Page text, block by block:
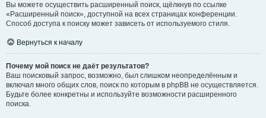
Вы можете осуществить расширенный поиск, щёлкнув по ссылке
«Расширенный поиск», доступной на всех страницах конференции.
Способ доступа к поиску может зависеть от используемого стиля.
Вернуться к началу
Почему мой поиск не даёт результатов?
Ваш поисковый запрос, возможно, был слишком неопределённым и
включал много общих слов, поиск по которым в phpBB не осуществляется.
Будьте более конкретны и используйте возможности расширенного
поиска.